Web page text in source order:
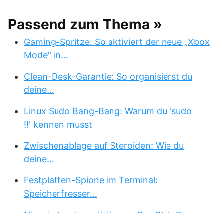
Passend zum Thema »
Gaming-Spritze: So aktiviert der neue „Xbox
Mode“ in…
Clean-Desk-Garantie: So organisierst du
deine…
Linux Sudo Bang-Bang: Warum du 'sudo
!!' kennen musst
Zwischenablage auf Steroiden: Wie du
deine…
Festplatten-Spione im Terminal:
Speicherfresser…